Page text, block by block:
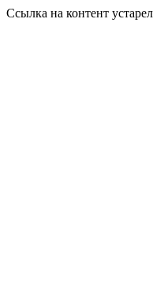
Ссылка на контент